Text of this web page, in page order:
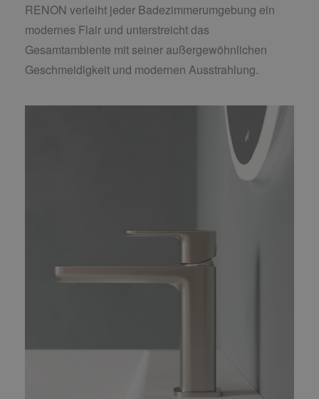
RENON verleiht jeder Badezimmerumgebung ein
modernes Flair und unterstreicht das
Gesamtambiente mit seiner außergewöhnlichen
Geschmeidigkeit und modernen Ausstrahlung.